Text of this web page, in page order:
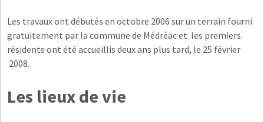
Les travaux ont débutés en octobre 2006 sur un terrain fourni
gratuitement par la commune de Médréac et les premiers
résidents ont été accueillis deux ans plus tard, le 25 février
2008.
Les lieux de vie